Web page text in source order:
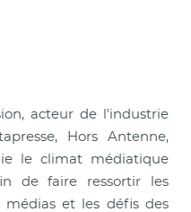
acteur de l'industrie
Hors Antenne,
le climat médiatique
de faire ressortir les
médias et les défis des